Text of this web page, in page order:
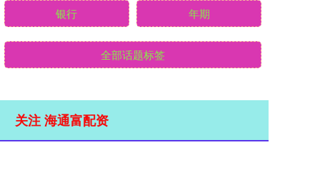
银行 年期
全部话题标签
关注 海通富配资